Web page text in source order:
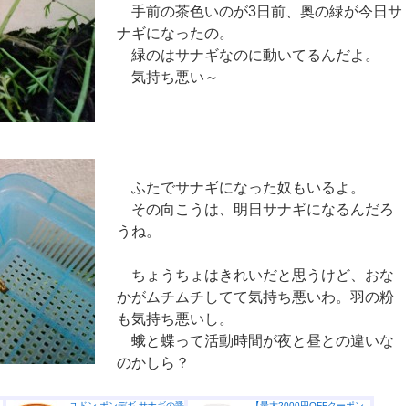
手前の茶色いのが3日前、奥の緑が今日サ
ナギになったの。
緑のはサナギなのに動いてるんだよ。
気持ち悪い～
ふたでサナギになった奴もいるよ。
その向こうは、明日サナギになるんだろ
うね。
ちょうちょはきれいだと思うけど、おな
かがムチムチしてて気持ち悪いわ。羽の粉
も気持ち悪いし。
蛾と蝶って活動時間が夜と昼との違いな
のかしら？